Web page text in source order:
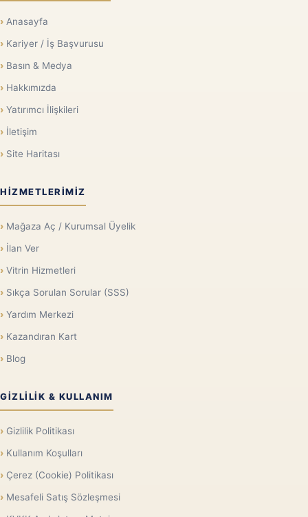
Anasayfa
Kariyer / İş Başvurusu
Basın & Medya
Hakkımızda
Yatırımcı İlişkileri
İletişim
Site Haritası
HIZMETLERIMIZ
Mağaza Aç / Kurumsal Üyelik
İlan Ver
Vitrin Hizmetleri
Sıkça Sorulan Sorular (SSS)
Yardım Merkezi
Kazandıran Kart
Blog
GIZLILIK & KULLANIM
Gizlilik Politikası
Kullanım Koşulları
Çerez (Cookie) Politikası
Mesafeli Satış Sözleşmesi